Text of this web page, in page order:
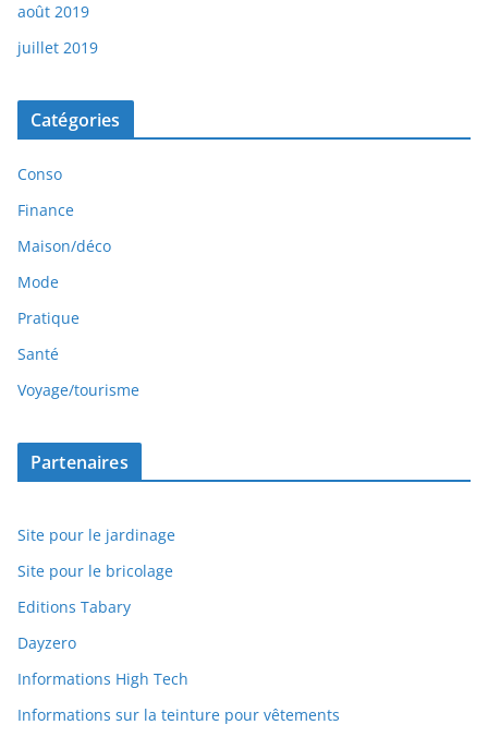
août 2019
juillet 2019
Catégories
Conso
Finance
Maison/déco
Mode
Pratique
Santé
Voyage/tourisme
Partenaires
Site pour le jardinage
Site pour le bricolage
Editions Tabary
Dayzero
Informations High Tech
Informations sur la teinture pour vêtements